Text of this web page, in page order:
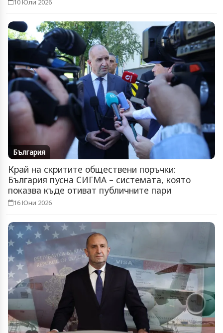
10 Юли 2026
България
Край на скритите обществени поръчки:
България пусна СИГМА – системата, която
показва къде отиват публичните пари
16 Юни 2026